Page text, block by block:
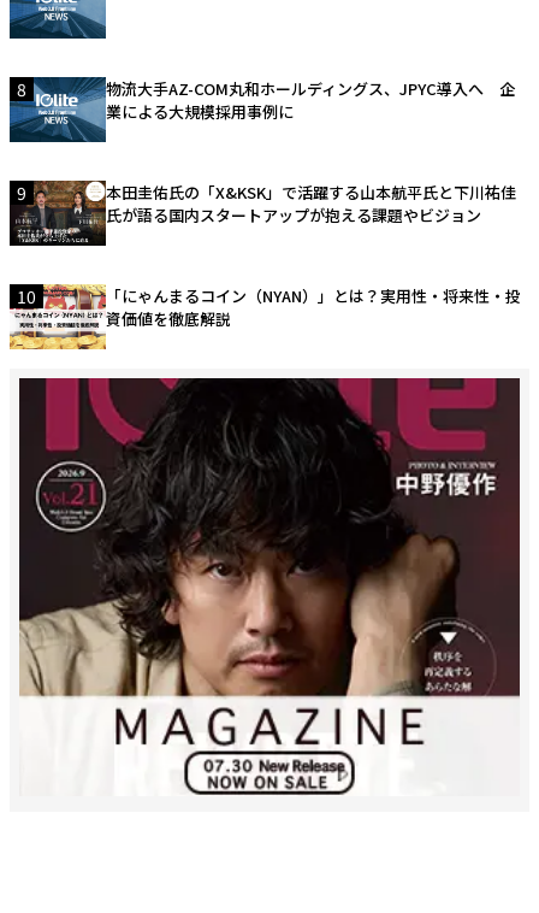
8
物流大手AZ-COM丸和ホールディングス、JPYC導入へ 企
業による大規模採用事例に
9
本田圭佑氏の「X&KSK」で活躍する山本航平氏と下川祐佳
氏が語る国内スタートアップが抱える課題やビジョン
10
「にゃんまるコイン（NYAN）」とは？実用性・将来性・投
資価値を徹底解説